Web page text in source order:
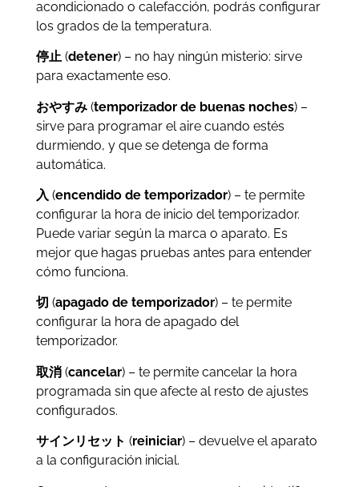
acondicionado o calefacción, podrás configurar
los grados de la temperatura.
停止 (detener) – no hay ningún misterio: sirve
para exactamente eso.
おやすみ (temporizador de buenas noches) –
sirve para programar el aire cuando estés
durmiendo, y que se detenga de forma
automática.
入 (encendido de temporizador) – te permite
configurar la hora de inicio del temporizador.
Puede variar según la marca o aparato. Es
mejor que hagas pruebas antes para entender
cómo funciona.
切 (apagado de temporizador) – te permite
configurar la hora de apagado del
temporizador.
取消 (cancelar) – te permite cancelar la hora
programada sin que afecte al resto de ajustes
configurados.
サインリセット (reiniciar) – devuelve el aparato
a la configuración inicial.